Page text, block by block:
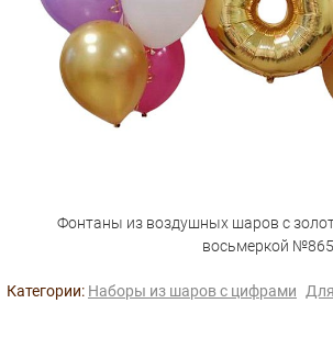
Фонтаны из воздушных шаров с
восьмеркой №865
Категории: Наборы из шаров с цифрами